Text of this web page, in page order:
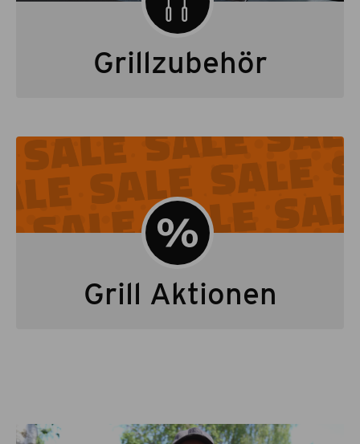
Grillzubehör
Grill Aktionen